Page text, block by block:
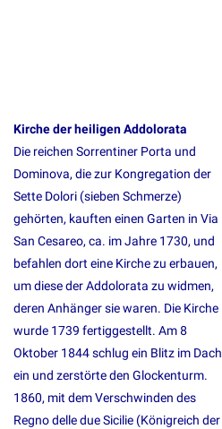
Kirche der heiligen Addolorata
Die reichen Sorrentiner Porta und
Dominova, die zur Kongregation der
Sette Dolori (sieben Schmerze)
gehörten, kauften einen Garten in Via
San Cesareo, ca. im Jahre 1730, und
befahlen dort eine Kirche zu erbauen,
um diese der Addolorata zu widmen,
deren Anhänger sie waren. Die Kirche
wurde 1739 fertiggestellt. Am 8
Oktober 1844 schlug ein Blitz im Dach
ein und zerstörte den Glockenturm.
1860, mit dem Verschwinden des
Regno delle due Sicilie (Königreich der